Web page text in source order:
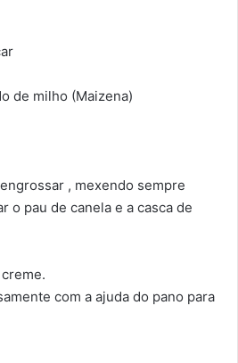
de milho (Maizena)
, mexendo sempre
o pau de canela e a casca de
com a ajuda do pano para